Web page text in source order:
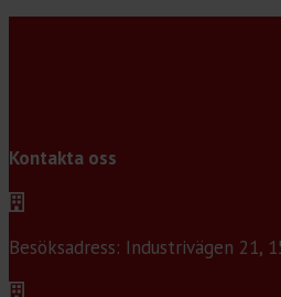
Kontakta oss
Besöksadress: Industrivägen 21,